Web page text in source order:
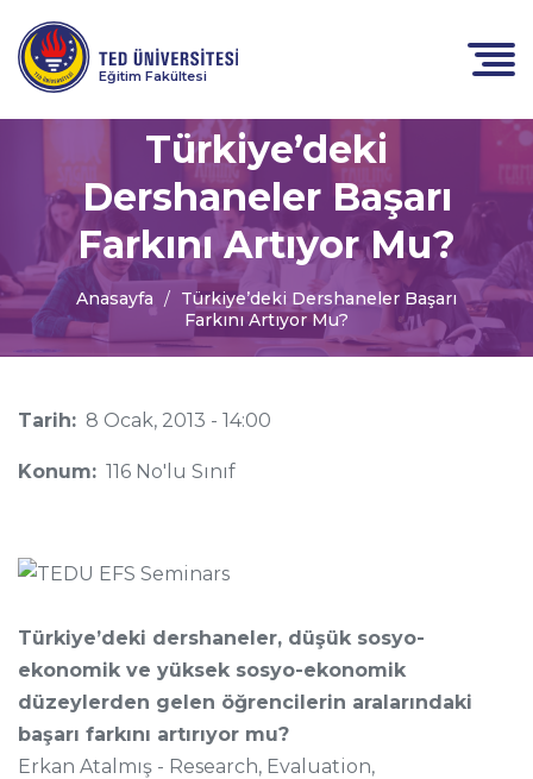
Eğitim Fakültesi
Türkiye’deki
Dershaneler Başarı
Farkını Artıyor Mu?
Anasayfa
Türkiye’deki Dershaneler Başarı
Farkını Artıyor Mu?
Tarih: 8 Ocak, 2013 - 14:00
Konum: 116 No'lu Sınıf
Türkiye’deki dershaneler, düşük sosyo-
ekonomik ve yüksek sosyo-ekonomik
düzeylerden gelen öğrencilerin aralarındaki
başarı farkını artırıyor mu?
Erkan Atalmış - Research, Evaluation,